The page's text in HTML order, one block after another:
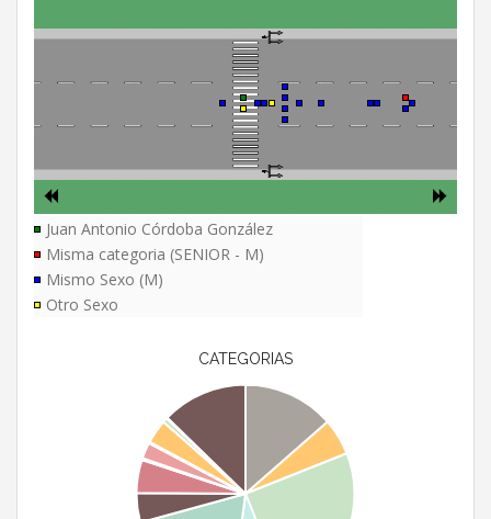
Juan Antonio Córdoba González
Misma categoria (SENIOR - M)
Mismo Sexo (M)
Otro Sexo
CATEGORIAS